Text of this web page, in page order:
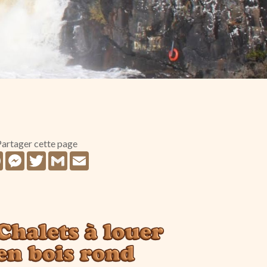
cette page
FacebookMessenger
TwitterGmail